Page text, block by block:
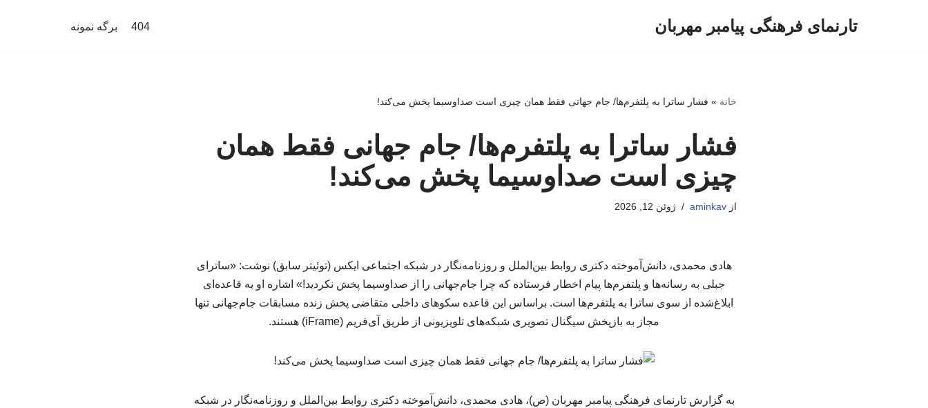
تارنمای فرهنگی پیامبر مهربان 404 برگه نمونه
خانه » فشار ساترا به پلتفرم‌ها/ جام جهانی فقط همان چیزی است صداوسیما پخش می‌کند!
فشار ساترا به پلتفرم‌ها/ جام جهانی فقط همان
چیزی است صداوسیما پخش می‌کند!
ازaminkav ژوئن 12, 2026
هادی محمدی، دانش‌آموخته دکتری روابط بین‌الملل و روزنامه‌نگار در شبکه اجتماعی ایکس (توئیتر سابق) نوشت: «ساترای
جبلی به رسانه‌ها و پلتفرم‌ها پیام اخطار فرستاده که چرا جام‌جهانی را از صداوسیما پخش نکردید!» اشاره او به قاعده‌ای
ابلاغ‌شده از سوی ساترا به پلتفرم‌ها است. براساس این قاعده سکوهای داخلی متقاضی پخش زنده مسابقات جام‌جهانی تنها
مجاز به بازپخش سیگنال تصویری شبکه‌های تلویزیونی از طریق آی‌فریم (iFrame) هستند.
به گزارش تارنمای فرهنگی پیامبر مهربان (ص)، هادی محمدی، دانش‌آموخته دکتری روابط بین‌الملل و روزنامه‌نگار در شبکه